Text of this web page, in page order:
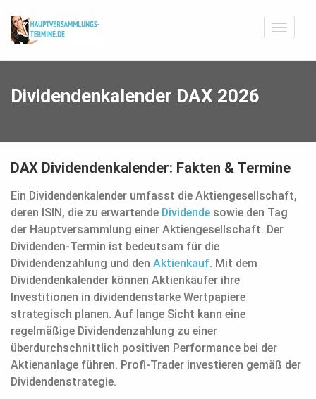
Dividendenkalender DAX 2026
DAX Dividendenkalender: Fakten & Termine
Ein Dividendenkalender umfasst die Aktiengesellschaft,
deren ISIN, die zu erwartende Dividende sowie den Tag
der Hauptversammlung einer Aktiengesellschaft. Der
Dividenden-Termin ist bedeutsam für die
Dividendenzahlung und den Aktienkauf. Mit dem
Dividendenkalender können Aktienkäufer ihre
Investitionen in dividendenstarke Wertpapiere
strategisch planen. Auf lange Sicht kann eine
regelmäßige Dividendenzahlung zu einer
überdurchschnittlich positiven Performance bei der
Aktienanlage führen. Profi-Trader investieren gemäß der
Dividendenstrategie.